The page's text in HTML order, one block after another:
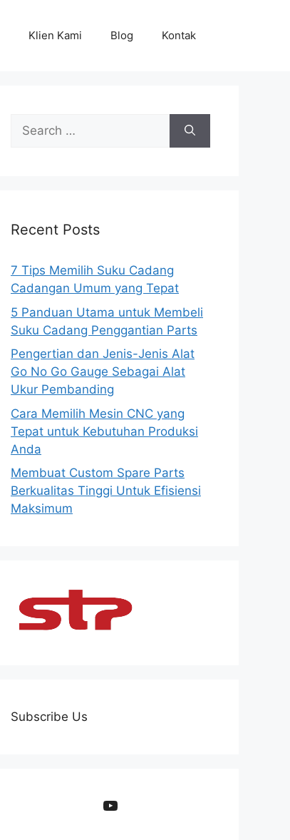
Klien Kami Blog Kontak
Search
for:
Recent Posts
7 Tips Memilih Suku Cadang
Cadangan Umum yang Tepat
5 Panduan Utama untuk Membeli
Suku Cadang Penggantian Parts
Pengertian dan Jenis-Jenis Alat
Go No Go Gauge Sebagai Alat
Ukur Pembanding
Cara Memilih Mesin CNC yang
Tepat untuk Kebutuhan Produksi
Anda
Membuat Custom Spare Parts
Berkualitas Tinggi Untuk Efisiensi
Maksimum
Subscribe Us
YouTube